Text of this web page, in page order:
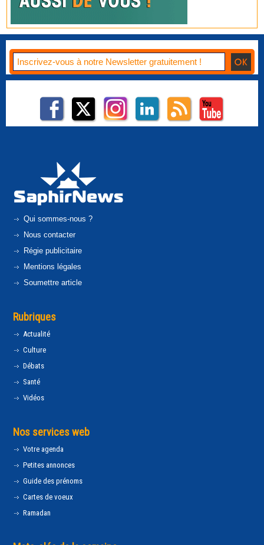
Qui sommes-nous ?
Nous contacter
Régie publicitaire
Mentions légales
Soumettre article
Rubriques
Actualité
Culture
Débats
Santé
Vidéos
Nos services web
Votre agenda
Petites annonces
Guide des prénoms
Cartes de voeux
Ramadan